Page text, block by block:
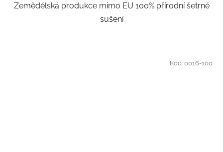
Zemědělská produkce mimo EU 100% přírodní šetrné
sušení
Kód:0016-100